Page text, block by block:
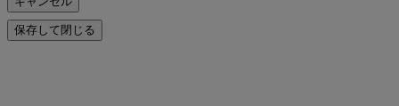
保存して閉じる